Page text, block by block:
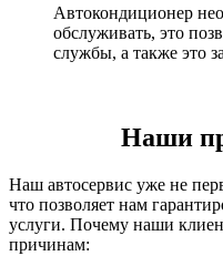
Автокондиционер
обслуживать, это
службы, а также это
Наши
Наш автосервис уже не
что позволяет нам
услуги. Почему наши
причинам: